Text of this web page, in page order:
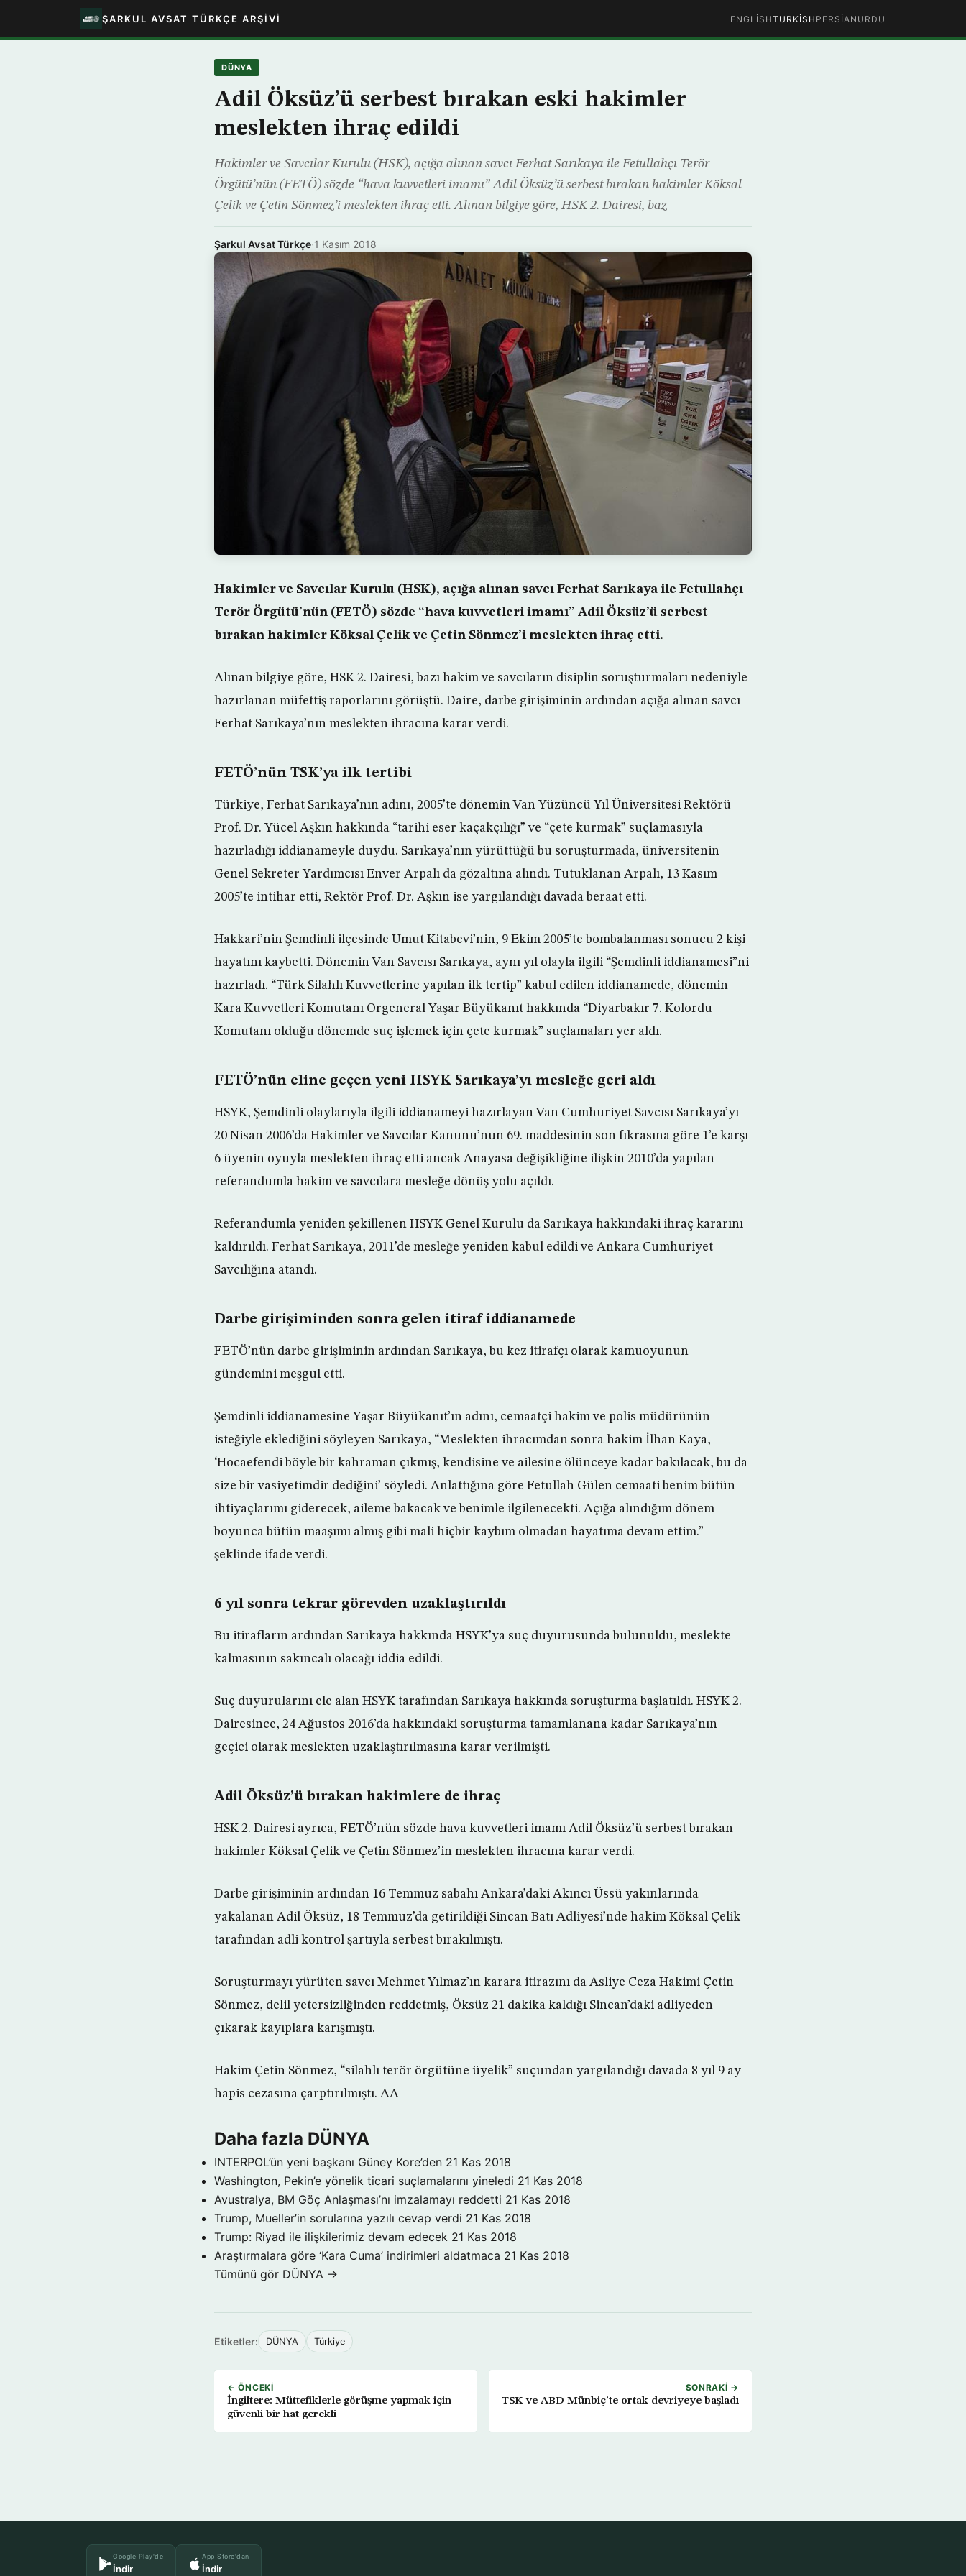
ŞARKUL AVSAT TÜRKÇE ARŞIVI ENGLISHTURKISH PERSIAN URDU
DÜNYA
Adil Öksüz’ü serbest bırakan eski hakimler
meslekten ihraç edildi
Hakimler ve Savcılar Kurulu (HSK), açığa alınan savcı Ferhat Sarıkaya ile Fetullahçı Terör
Örgütü’nün (FETÖ) sözde “hava kuvvetleri imamı” Adil Öksüz’ü serbest bırakan hakimler Köksal
Çelik ve Çetin Sönmez’i meslekten ihraç etti. Alınan bilgiye göre, HSK 2. Dairesi, baz
Şarkul Avsat Türkçe·1 Kasım 2018
Hakimler ve Savcılar Kurulu (HSK), açığa alınan savcı Ferhat Sarıkaya ile Fetullahçı
Terör Örgütü’nün (FETÖ) sözde “hava kuvvetleri imamı” Adil Öksüz’ü serbest
bırakan hakimler Köksal Çelik ve Çetin Sönmez’i meslekten ihraç etti.
Alınan bilgiye göre, HSK 2. Dairesi, bazı hakim ve savcıların disiplin soruşturmaları nedeniyle
hazırlanan müfettiş raporlarını görüştü. Daire, darbe girişiminin ardından açığa alınan savcı
Ferhat Sarıkaya’nın meslekten ihracına karar verdi.
FETÖ’nün TSK’ya ilk tertibi
Türkiye, Ferhat Sarıkaya’nın adını, 2005’te dönemin Van Yüzüncü Yıl Üniversitesi Rektörü
Prof. Dr. Yücel Aşkın hakkında “tarihi eser kaçakçılığı” ve “çete kurmak” suçlamasıyla
hazırladığı iddianameyle duydu. Sarıkaya’nın yürüttüğü bu soruşturmada, üniversitenin
Genel Sekreter Yardımcısı Enver Arpalı da gözaltına alındı. Tutuklanan Arpalı, 13 Kasım
2005’te intihar etti, Rektör Prof. Dr. Aşkın ise yargılandığı davada beraat etti.
Hakkari’nin Şemdinli ilçesinde Umut Kitabevi’nin, 9 Ekim 2005’te bombalanması sonucu 2 kişi
hayatını kaybetti. Dönemin Van Savcısı Sarıkaya, aynı yıl olayla ilgili “Şemdinli iddianamesi”ni
hazırladı. “Türk Silahlı Kuvvetlerine yapılan ilk tertip” kabul edilen iddianamede, dönemin
Kara Kuvvetleri Komutanı Orgeneral Yaşar Büyükanıt hakkında “Diyarbakır 7. Kolordu
Komutanı olduğu dönemde suç işlemek için çete kurmak” suçlamaları yer aldı.
FETÖ’nün eline geçen yeni HSYK Sarıkaya’yı mesleğe geri aldı
HSYK, Şemdinli olaylarıyla ilgili iddianameyi hazırlayan Van Cumhuriyet Savcısı Sarıkaya’yı
20 Nisan 2006’da Hakimler ve Savcılar Kanunu’nun 69. maddesinin son fıkrasına göre 1’e karşı
6 üyenin oyuyla meslekten ihraç etti ancak Anayasa değişikliğine ilişkin 2010’da yapılan
referandumla hakim ve savcılara mesleğe dönüş yolu açıldı.
Referandumla yeniden şekillenen HSYK Genel Kurulu da Sarıkaya hakkındaki ihraç kararını
kaldırıldı. Ferhat Sarıkaya, 2011’de mesleğe yeniden kabul edildi ve Ankara Cumhuriyet
Savcılığına atandı.
Darbe girişiminden sonra gelen itiraf iddianamede
FETÖ’nün darbe girişiminin ardından Sarıkaya, bu kez itirafçı olarak kamuoyunun
gündemini meşgul etti.
Şemdinli iddianamesine Yaşar Büyükanıt’ın adını, cemaatçi hakim ve polis müdürünün
isteğiyle eklediğini söyleyen Sarıkaya, “Meslekten ihracımdan sonra hakim İlhan Kaya,
‘Hocaefendi böyle bir kahraman çıkmış, kendisine ve ailesine ölünceye kadar bakılacak, bu da
size bir vasiyetimdir dediğini’ söyledi. Anlattığına göre Fetullah Gülen cemaati benim bütün
ihtiyaçlarımı giderecek, aileme bakacak ve benimle ilgilenecekti. Açığa alındığım dönem
boyunca bütün maaşımı almış gibi mali hiçbir kaybım olmadan hayatıma devam ettim.”
şeklinde ifade verdi.
6 yıl sonra tekrar görevden uzaklaştırıldı
Bu itirafların ardından Sarıkaya hakkında HSYK’ya suç duyurusunda bulunuldu, meslekte
kalmasının sakıncalı olacağı iddia edildi.
Suç duyurularını ele alan HSYK tarafından Sarıkaya hakkında soruşturma başlatıldı. HSYK 2.
Dairesince, 24 Ağustos 2016’da hakkındaki soruşturma tamamlanana kadar Sarıkaya’nın
geçici olarak meslekten uzaklaştırılmasına karar verilmişti.
Adil Öksüz’ü bırakan hakimlere de ihraç
HSK 2. Dairesi ayrıca, FETÖ’nün sözde hava kuvvetleri imamı Adil Öksüz’ü serbest bırakan
hakimler Köksal Çelik ve Çetin Sönmez’in meslekten ihracına karar verdi.
Darbe girişiminin ardından 16 Temmuz sabahı Ankara’daki Akıncı Üssü yakınlarında
yakalanan Adil Öksüz, 18 Temmuz’da getirildiği Sincan Batı Adliyesi’nde hakim Köksal Çelik
tarafından adli kontrol şartıyla serbest bırakılmıştı.
Soruşturmayı yürüten savcı Mehmet Yılmaz’ın karara itirazını da Asliye Ceza Hakimi Çetin
Sönmez, delil yetersizliğinden reddetmiş, Öksüz 21 dakika kaldığı Sincan’daki adliyeden
çıkarak kayıplara karışmıştı.
Hakim Çetin Sönmez, “silahlı terör örgütüne üyelik” suçundan yargılandığı davada 8 yıl 9 ay
hapis cezasına çarptırılmıştı. AA
Daha fazla DÜNYA
INTERPOL’ün yeni başkanı Güney Kore’den 21 Kas 2018
Washington, Pekin’e yönelik ticari suçlamalarını yineledi 21 Kas 2018
Avustralya, BM Göç Anlaşması’nı imzalamayı reddetti 21 Kas 2018
Trump, Mueller’in sorularına yazılı cevap verdi 21 Kas 2018
Trump: Riyad ile ilişkilerimiz devam edecek 21 Kas 2018
Araştırmalara göre ‘Kara Cuma’ indirimleri aldatmaca 21 Kas 2018
Tümünü gör DÜNYA →
Etiketler: DÜNYA Türkiye
← ÖNCEKI
İngiltere: Müttefiklerle görüşme yapmak için
güvenli bir hat gerekli
SONRAKI →
TSK ve ABD Münbiç’te ortak devriyeye başladı
Google Play'de
İndir
App Store'dan
İndir